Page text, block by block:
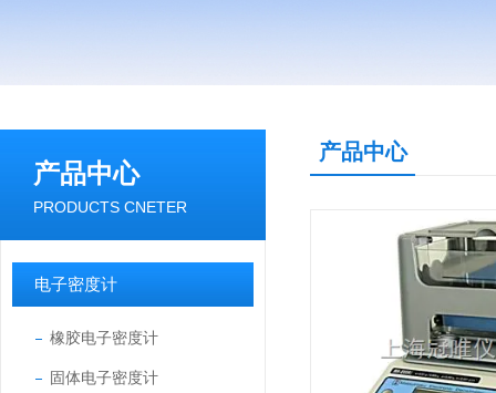
产品中心
PRODUCTS CNETER
电子密度计
橡胶电子密度计
固体电子密度计
产品中心